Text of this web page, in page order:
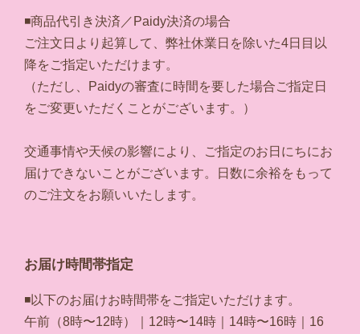
◾️商品代引き決済／Paidy決済の場合
ご注文日より起算して、弊社休業日を除いた4日目以
降をご指定いただけます。
（ただし、Paidyの審査に時間を要した場合ご指定日
をご変更いただくことがございます。）
交通事情や天候の影響により、ご指定のお日にちにお
届けできないことがございます。日数に余裕をもって
のご注文をお願いいたします。
お届け時間帯指定
◾️以下のお届けお時間帯をご指定いただけます。
午前（8時〜12時）｜12時〜14時｜14時〜16時｜16